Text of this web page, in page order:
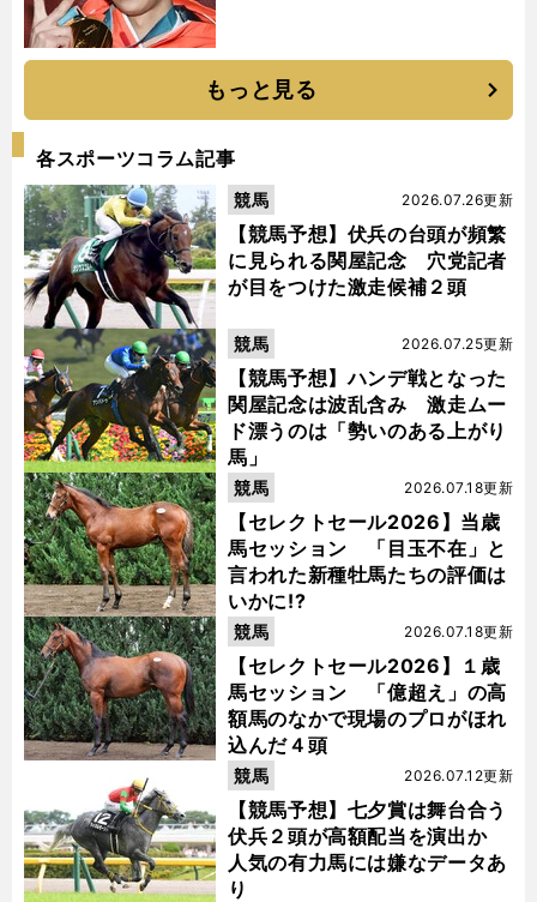
もっと見る
各スポーツコラム記事
【競馬予想】伏兵の台頭が頻繁
に見られる関屋記念 穴党記者
が目をつけた激走候補２頭
2026.07.26更新
競馬
【競馬予想】ハンデ戦となった
関屋記念は波乱含み 激走ムー
ド漂うのは「勢いのある上がり
馬」
2026.07.25更新
競馬
【セレクトセール2026】当歳
馬セッション 「目玉不在」と
言われた新種牡馬たちの評価は
いかに!?
2026.07.18更新
競馬
【セレクトセール2026】１歳
馬セッション 「億超え」の高
額馬のなかで現場のプロがほれ
込んだ４頭
2026.07.18更新
競馬
【競馬予想】七夕賞は舞台合う
伏兵２頭が高額配当を演出か
人気の有力馬には嫌なデータあ
り
2026.07.12更新
競馬